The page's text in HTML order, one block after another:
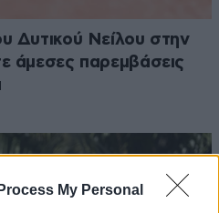
My Personal
Δυτικού Νείλου στην
άμεσες παρεμβάσεις